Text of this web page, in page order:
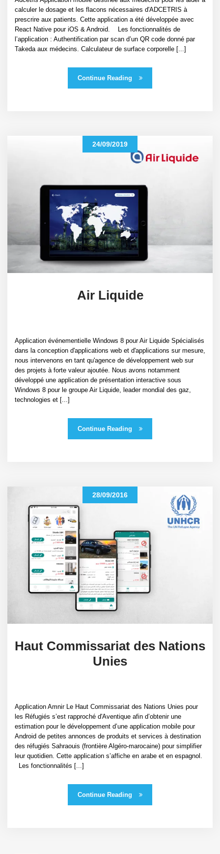
calculer le dosage et les flacons nécessaires d'ADCETRIS à
prescrire aux patients. Cette application a été développée avec
React Native pour iOS & Android. Les fonctionnalités de
l’application : Authentification par scan d’un QR code donné par
Takeda aux médecins. Calculateur de surface corporelle [...]
Continue Reading
24/09/2019
Air Liquide
Application événementielle Windows 8 pour Air Liquide Spécialisés
dans la conception d'applications web et d'applications sur mesure,
nous intervenons en tant qu'agence de développement web sur
des projets à forte valeur ajoutée. Nous avons notamment
développé une application de présentation interactive sous
Windows 8 pour le groupe Air Liquide, leader mondial des gaz,
technologies et [...]
Continue Reading
28/09/2016
Haut Commissariat des Nations
Unies
Application Amnir Le Haut Commissariat des Nations Unies pour
les Réfugiés s’est rapproché d'Aventique afin d’obtenir une
estimation pour le développement d’une application mobile pour
Android de petites annonces de produits et services à destination
des réfugiés Sahraouis (frontière Algéro-marocaine) pour simplifier
leur quotidien. Cette application s’affiche en arabe et en espagnol.
Les fonctionnalités [...]
Continue Reading